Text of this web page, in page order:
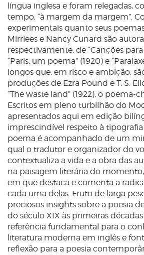
língua inglesa e foram relegadas,
tempo, “à margem da margem”.
experimentais quanto seus
Mirrlees e Nancy Cunard são
respectivamente, de “Canções para
“Paris: um poema” (1920) e
longos que, em risco e ambição,
produções de Ezra Pound e T. S.
“The waste land” (1922), o poema-
Escritos em pleno turbilhão do
apresentados aqui em edição
imprescindível respeito à
poema é acompanhado de um
qual o tradutor e organizador do
contextualiza a vida e a obra das
na paisagem literária do
em que destaca e comenta a
cada uma delas. Fruto de larga
preciosos insights sobre a poesia
do século XIX às primeiras
referência fundamental para o
literatura moderna em inglês e
reflexão para a poesia